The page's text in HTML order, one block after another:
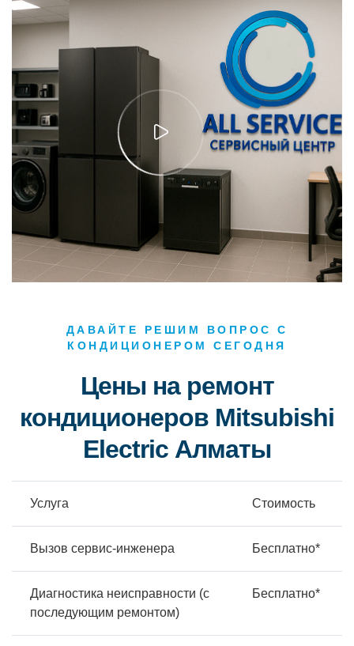
ДАВАЙТЕ РЕШИМ ВОПРОС С
КОНДИЦИОНЕРОМ СЕГОДНЯ
Цены на ремонт
кондиционеров Mitsubishi
Electric Алматы
Услуга Стоимость
Вызов сервис-инженера Бесплатно*
Диагностика неисправности (с
последующим ремонтом)
Бесплатно*